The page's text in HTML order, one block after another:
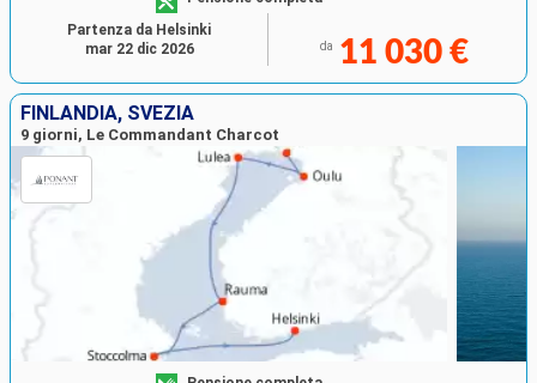
da 11 030 €
Partenza da Helsinki
mar 22 dic 2026
FINLANDIA, SVEZIA
9 giorni, Le Commandant Charcot